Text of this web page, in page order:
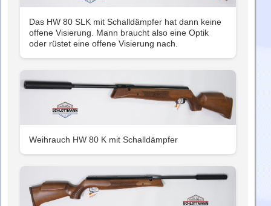
Das HW 80 SLK mit Schalldämpfer hat dann keine
offene Visierung. Mann braucht also eine Optik
oder rüstet eine offene Visierung nach.
Weihrauch HW 80 K mit Schalldämpfer